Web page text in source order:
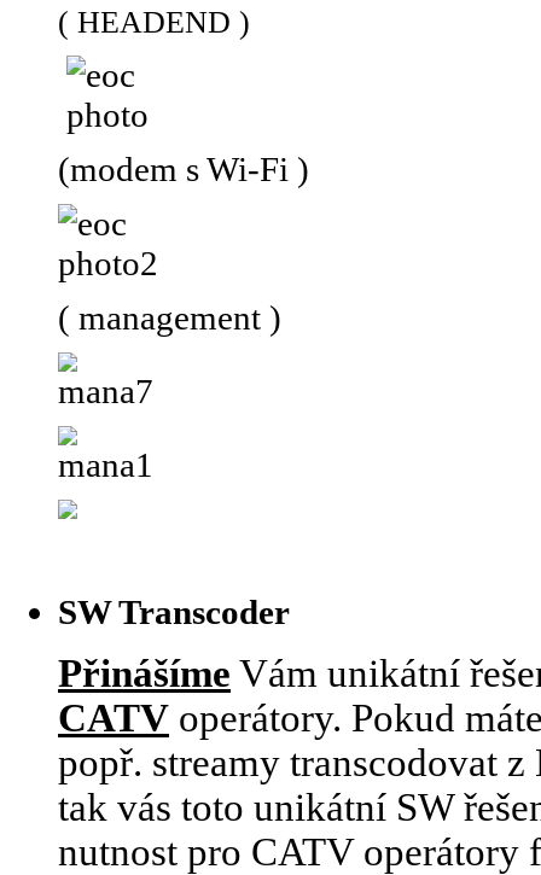
( HEADEND )
(modem s Wi-Fi )
( management )
SW Transcoder
Přinášíme Vám unikátní
CATV operátory. Pokud
popř. streamy transcodovat
tak vás toto unikátní SW
nutnost pro CATV operátory